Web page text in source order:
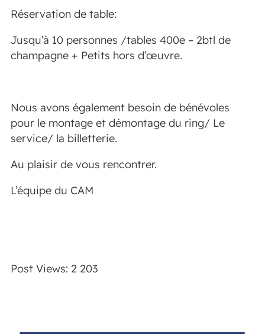
Réservation de table:
Jusqu’à 10 personnes /tables 400e – 2btl de
champagne + Petits hors d’œuvre.
Nous avons également besoin de bénévoles
pour le montage et démontage du ring/ Le
service/ la billetterie.
Au plaisir de vous rencontrer.
L’équipe du CAM
Post Views: 2 203